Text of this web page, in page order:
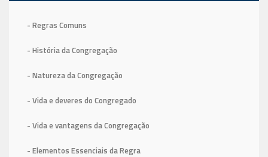
- Regras Comuns
- História da Congregação
- Natureza da Congregação
- Vida e deveres do Congregado
- Vida e vantagens da Congregação
- Elementos Essenciais da Regra